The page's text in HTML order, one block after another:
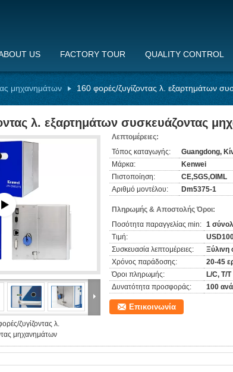
US FACTORY TOUR QUALITY CONTROL
μηχανημάτων 160 φορές/ζυγίζοντας λ. εξαρτημάτων
λ. εξαρτημάτων συσκευάζοντας
ζυγίζοντας λ.
μηχανημάτων
Λεπτομέρειες:
Τόπος καταγωγής:
Guangdong,
Μάρκα:
Kenwei
Πιστοποίηση:
CE,SGS,OIML
Αριθμό μοντέλου:
Dm5375-1
Πληρωμής & Αποστολής Όροι:
Ποσότητα παραγγελίας min: 1
Τιμή:
Συσκευασία λεπτομέρειες:
Ξύλινη
Χρόνος παράδοσης:
20-45
Όροι πληρωμής:
L/C, T/T
Δυνατότητα προσφοράς:
100
Επικοινωνία